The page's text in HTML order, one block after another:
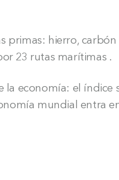
primas: hierro, carbón
23 rutas marítimas .
la economía: el índice
mundial entra